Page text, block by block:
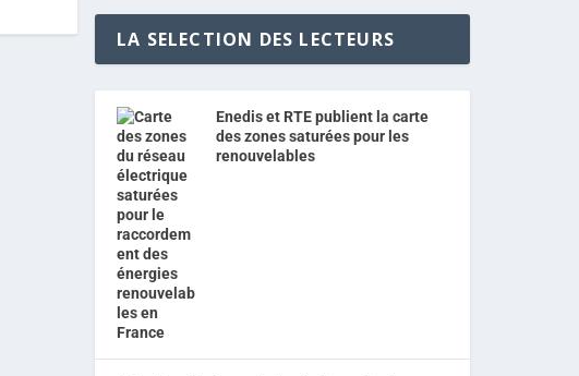
LA SELECTION DES LECTEURS
Enedis et RTE publient la carte
des zones saturées pour les
renouvelables